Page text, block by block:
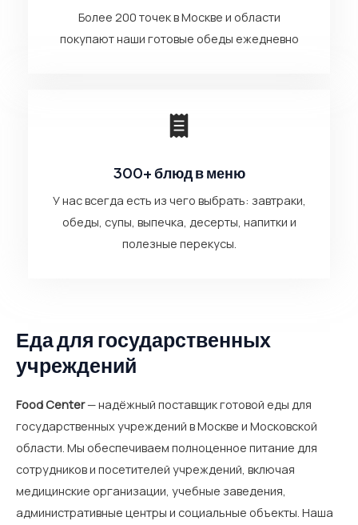
Более 200 точек в Москве и области
покупают наши готовые обеды ежедневно
300+ блюд в меню
У нас всегда есть из чего выбрать: завтраки,
обеды, супы, выпечка, десерты, напитки и
полезные перекусы.
Еда для государственных
учреждений
Food Center— надёжный поставщик готовой еды для
государственных учреждений в Москве и Московской
области. Мы обеспечиваем полноценное питание для
сотрудников и посетителей учреждений, включая
медицинские организации, учебные заведения,
административные центры и социальные объекты. Наша